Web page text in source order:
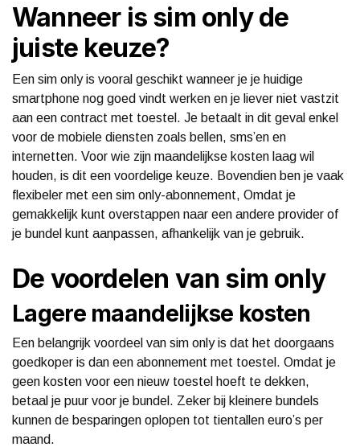
Wanneer is sim only de
juiste keuze?
Een sim only is vooral geschikt wanneer je je huidige
smartphone nog goed vindt werken en je liever niet vastzit
aan een contract met toestel. Je betaalt in dit geval enkel
voor de mobiele diensten zoals bellen, sms’en en
internetten. Voor wie zijn maandelijkse kosten laag wil
houden, is dit een voordelige keuze. Bovendien ben je vaak
flexibeler met een sim only-abonnement, Omdat je
gemakkelijk kunt overstappen naar een andere provider of
je bundel kunt aanpassen, afhankelijk van je gebruik.
De voordelen van sim only
Lagere maandelijkse kosten
Een belangrijk voordeel van sim only is dat het doorgaans
goedkoper is dan een abonnement met toestel. Omdat je
geen kosten voor een nieuw toestel hoeft te dekken,
betaal je puur voor je bundel. Zeker bij kleinere bundels
kunnen de besparingen oplopen tot tientallen euro’s per
maand.